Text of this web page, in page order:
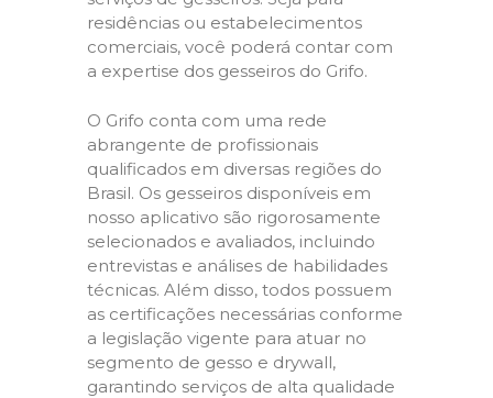
residências ou estabelecimentos
comerciais, você poderá contar com
a expertise dos gesseiros do Grifo.
O Grifo conta com uma rede
abrangente de profissionais
qualificados em diversas regiões do
Brasil. Os gesseiros disponíveis em
nosso aplicativo são rigorosamente
selecionados e avaliados, incluindo
entrevistas e análises de habilidades
técnicas. Além disso, todos possuem
as certificações necessárias conforme
a legislação vigente para atuar no
segmento de gesso e drywall,
garantindo serviços de alta qualidade